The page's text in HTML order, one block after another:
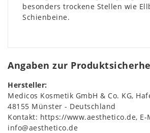
besonders trockene Stellen wie
Schienbeine.
Angaben zur
Hersteller:
Medicos Kosmetik GmbH & Co. KG
48155 Münster
Deutschland
Kontakt: https://www.aesthetico.de E-
info@aesthetico.de